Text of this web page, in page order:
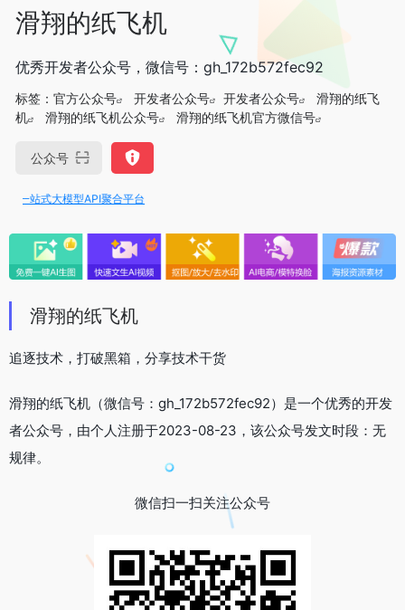
滑翔的纸飞机
优秀开发者公众号，微信号：gh_172b572fec92
标签： 官方公众号 开发者公众号 开发者公众号
滑翔的纸飞
机
滑翔的纸飞机公众号 滑翔的纸飞机官方微信号
公众号
站式大模型API聚合平台
滑翔的纸飞机
追逐技术，打破黑箱，分享技术干货
滑翔的纸飞机（微信号：gh_172b572fec92）是一个优秀的开发
者公众号，由个人注册于2023-08-23，该公众号发文时段：无
规律。
微信扫一扫关注公众号